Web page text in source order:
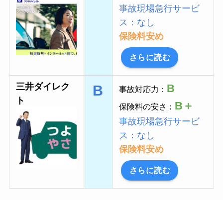
事故現場急行サービ
ス：なし
保険料安め
さらに読む
三井ダイレク
ト
B 事故対応力： B
保険料の安さ： B＋
事故現場急行サービ
ス：なし
保険料安め
さらに読む